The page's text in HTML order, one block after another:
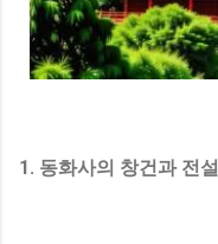
1. 동화사의 창건과 전설